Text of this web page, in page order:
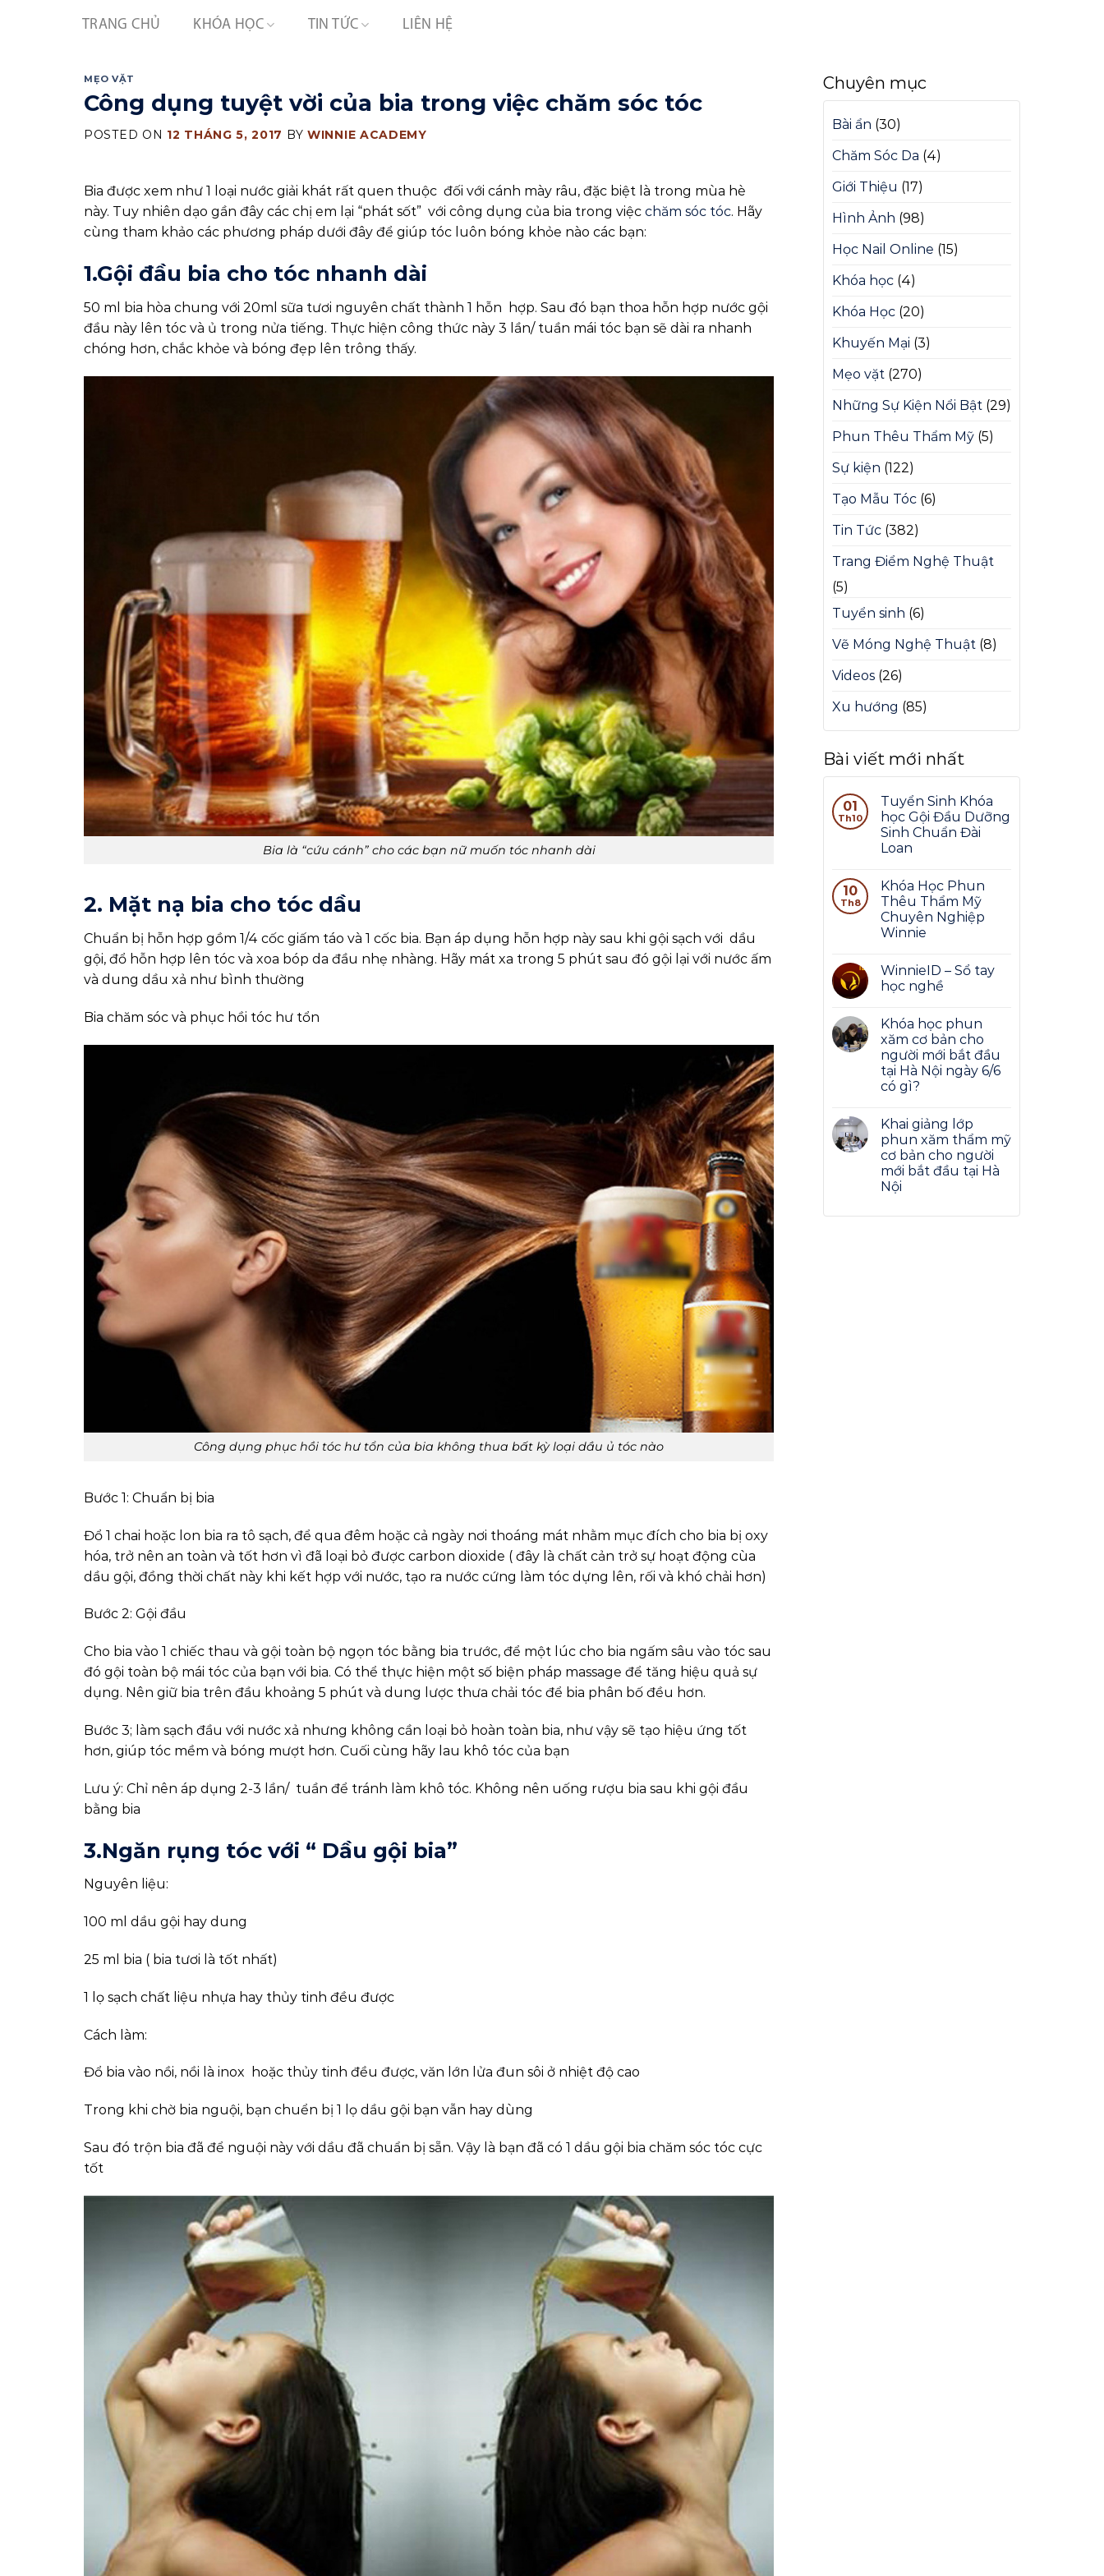
TRANG CHỦ KHÓA HỌC TIN TỨC LIÊN HỆ
MẸO VẶT
Công dụng tuyệt vời của bia trong việc chăm sóc tóc
POSTED ON 12 THÁNG 5, 2017 BYWINNIE ACADEMY
Bia được xem như 1 loại nước giải khát rất quen thuộc đối với cánh mày râu, đặc biệt là trong mùa hè
này. Tuy nhiên dạo gần đây các chị em lại “phát sốt” với công dụng của bia trong việc chăm sóc tóc. Hãy
cùng tham khảo các phương pháp dưới đây để giúp tóc luôn bóng khỏe nào các bạn:
1.Gội đầu bia cho tóc nhanh dài
50 ml bia hòa chung với 20ml sữa tươi nguyên chất thành 1 hỗn hợp. Sau đó bạn thoa hỗn hợp nước gội
đầu này lên tóc và ủ trong nửa tiếng. Thực hiện công thức này 3 lần/ tuần mái tóc bạn sẽ dài ra nhanh
chóng hơn, chắc khỏe và bóng đẹp lên trông thấy.
Bia là “cứu cánh” cho các bạn nữ muốn tóc nhanh dài
2. Mặt nạ bia cho tóc dầu
Chuẩn bị hỗn hợp gồm 1/4 cốc giấm táo và 1 cốc bia. Bạn áp dụng hỗn hợp này sau khi gội sạch với dầu
gội, đổ hỗn hợp lên tóc và xoa bóp da đầu nhẹ nhàng. Hãy mát xa trong 5 phút sau đó gội lại với nước ấm
và dung dầu xả như bình thường
Bia chăm sóc và phục hồi tóc hư tổn
Công dụng phục hồi tóc hư tổn của bia không thua bất kỳ loại dầu ủ tóc nào
Bước 1: Chuẩn bị bia
Đổ 1 chai hoặc lon bia ra tô sạch, để qua đêm hoặc cả ngày nơi thoáng mát nhằm mục đích cho bia bị oxy
hóa, trở nên an toàn và tốt hơn vì đã loại bỏ được carbon dioxide ( đây là chất cản trở sự hoạt động cùa
dầu gội, đồng thời chất này khi kết hợp với nước, tạo ra nước cứng làm tóc dựng lên, rối và khó chải hơn)
Bước 2: Gội đầu
Cho bia vào 1 chiếc thau và gội toàn bộ ngọn tóc bằng bia trước, để một lúc cho bia ngấm sâu vào tóc sau
đó gội toàn bộ mái tóc của bạn với bia. Có thể thực hiện một số biện pháp massage để tăng hiệu quả sự
dụng. Nên giữ bia trên đầu khoảng 5 phút và dung lược thưa chải tóc để bia phân bố đều hơn.
Bước 3; làm sạch đầu với nước xả nhưng không cần loại bỏ hoàn toàn bia, như vậy sẽ tạo hiệu ứng tốt
hơn, giúp tóc mềm và bóng mượt hơn. Cuối cùng hãy lau khô tóc của bạn
Lưu ý: Chỉ nên áp dụng 2-3 lần/ tuần để tránh làm khô tóc. Không nên uống rượu bia sau khi gội đầu
bằng bia
3.Ngăn rụng tóc với “ Dầu gội bia”
Nguyên liệu:
100 ml dầu gội hay dung
25 ml bia ( bia tươi là tốt nhất)
1 lọ sạch chất liệu nhựa hay thủy tinh đều được
Cách làm:
Đổ bia vào nồi, nồi là inox hoặc thủy tinh đều được, văn lớn lửa đun sôi ở nhiệt độ cao
Trong khi chờ bia nguội, bạn chuển bị 1 lọ dầu gội bạn vẫn hay dùng
Sau đó trộn bia đã để nguội này với dầu đã chuẩn bị sẵn. Vậy là bạn đã có 1 dầu gội bia chăm sóc tóc cực
tốt
Chuyên mục
Bài ẩn (30)
Chăm Sóc Da (4)
Giới Thiệu (17)
Hình Ảnh (98)
Học Nail Online (15)
Khóa học (4)
Khóa Học (20)
Khuyến Mại (3)
Mẹo vặt (270)
Những Sự Kiện Nổi Bật (29)
Phun Thêu Thẩm Mỹ (5)
Sự kiện (122)
Tạo Mẫu Tóc (6)
Tin Tức (382)
Trang Điểm Nghệ Thuật
(5)
Tuyển sinh (6)
Vẽ Móng Nghệ Thuật (8)
Videos (26)
Xu hướng (85)
Bài viết mới nhất
01
Th10
Tuyển Sinh Khóa
học Gội Đầu Dưỡng
Sinh Chuẩn Đài
Loan
10
Th8
Khóa Học Phun
Thêu Thẩm Mỹ
Chuyên Nghiệp
Winnie
WinnieID – Sổ tay
học nghề
Khóa học phun
xăm cơ bản cho
người mới bắt đầu
tại Hà Nội ngày 6/6
có gì?
Khai giảng lớp
phun xăm thẩm mỹ
cơ bản cho người
mới bắt đầu tại Hà
Nội